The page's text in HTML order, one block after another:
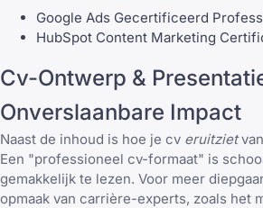
Google Ads Gecertificeerd
HubSpot Content Marketing
Cv-Ontwerp &
Onverslaanbare Impact
Naast de inhoud is hoe je cv eruitziet
Een "professioneel cv-formaat" is
gemakkelijk te lezen. Voor meer
opmaak van carrière-experts, zoals het